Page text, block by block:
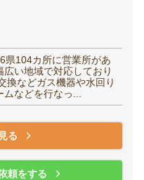
県104カ所に営業所があ
い地域で対応しており
換などガス機器や水回り
などを行なっ...
る
頼をする